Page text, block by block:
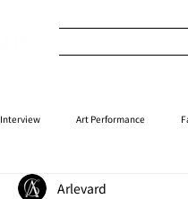
Interview Art Performance
⁠⁠Product Anime
Arlevard